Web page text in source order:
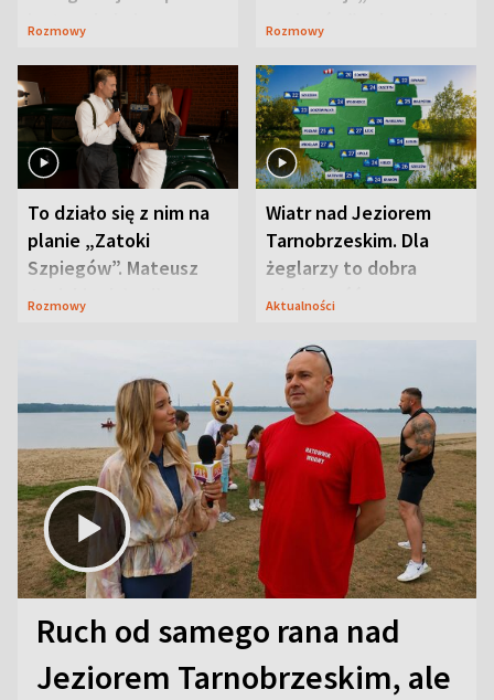
jest zaskakująco
Rozmowy
szpiegów” od razu ich
Rozmowy
To działo się z nim na
planie „Zatoki
Szpiegów”. Mateusz
Janicki odsłonił
Rozmowy
Wiatr nad Jeziorem
Tarnobrzeskim. Dla
żeglarzy to dobra
wiadomość
Aktualności
Ruch od samego rana nad
Jeziorem Tarnobrzeskim, ale